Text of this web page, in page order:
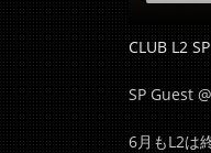
CLUB L2
SP Guest
6月もL2は